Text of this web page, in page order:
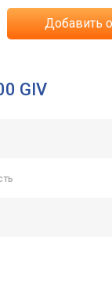
Добавить
GIV